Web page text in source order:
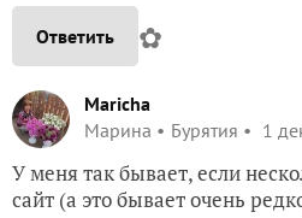
Ответить ✿
Maricha
Марина
Бурятия 1
У меня так бывает, если
сайт (а это бывает очень